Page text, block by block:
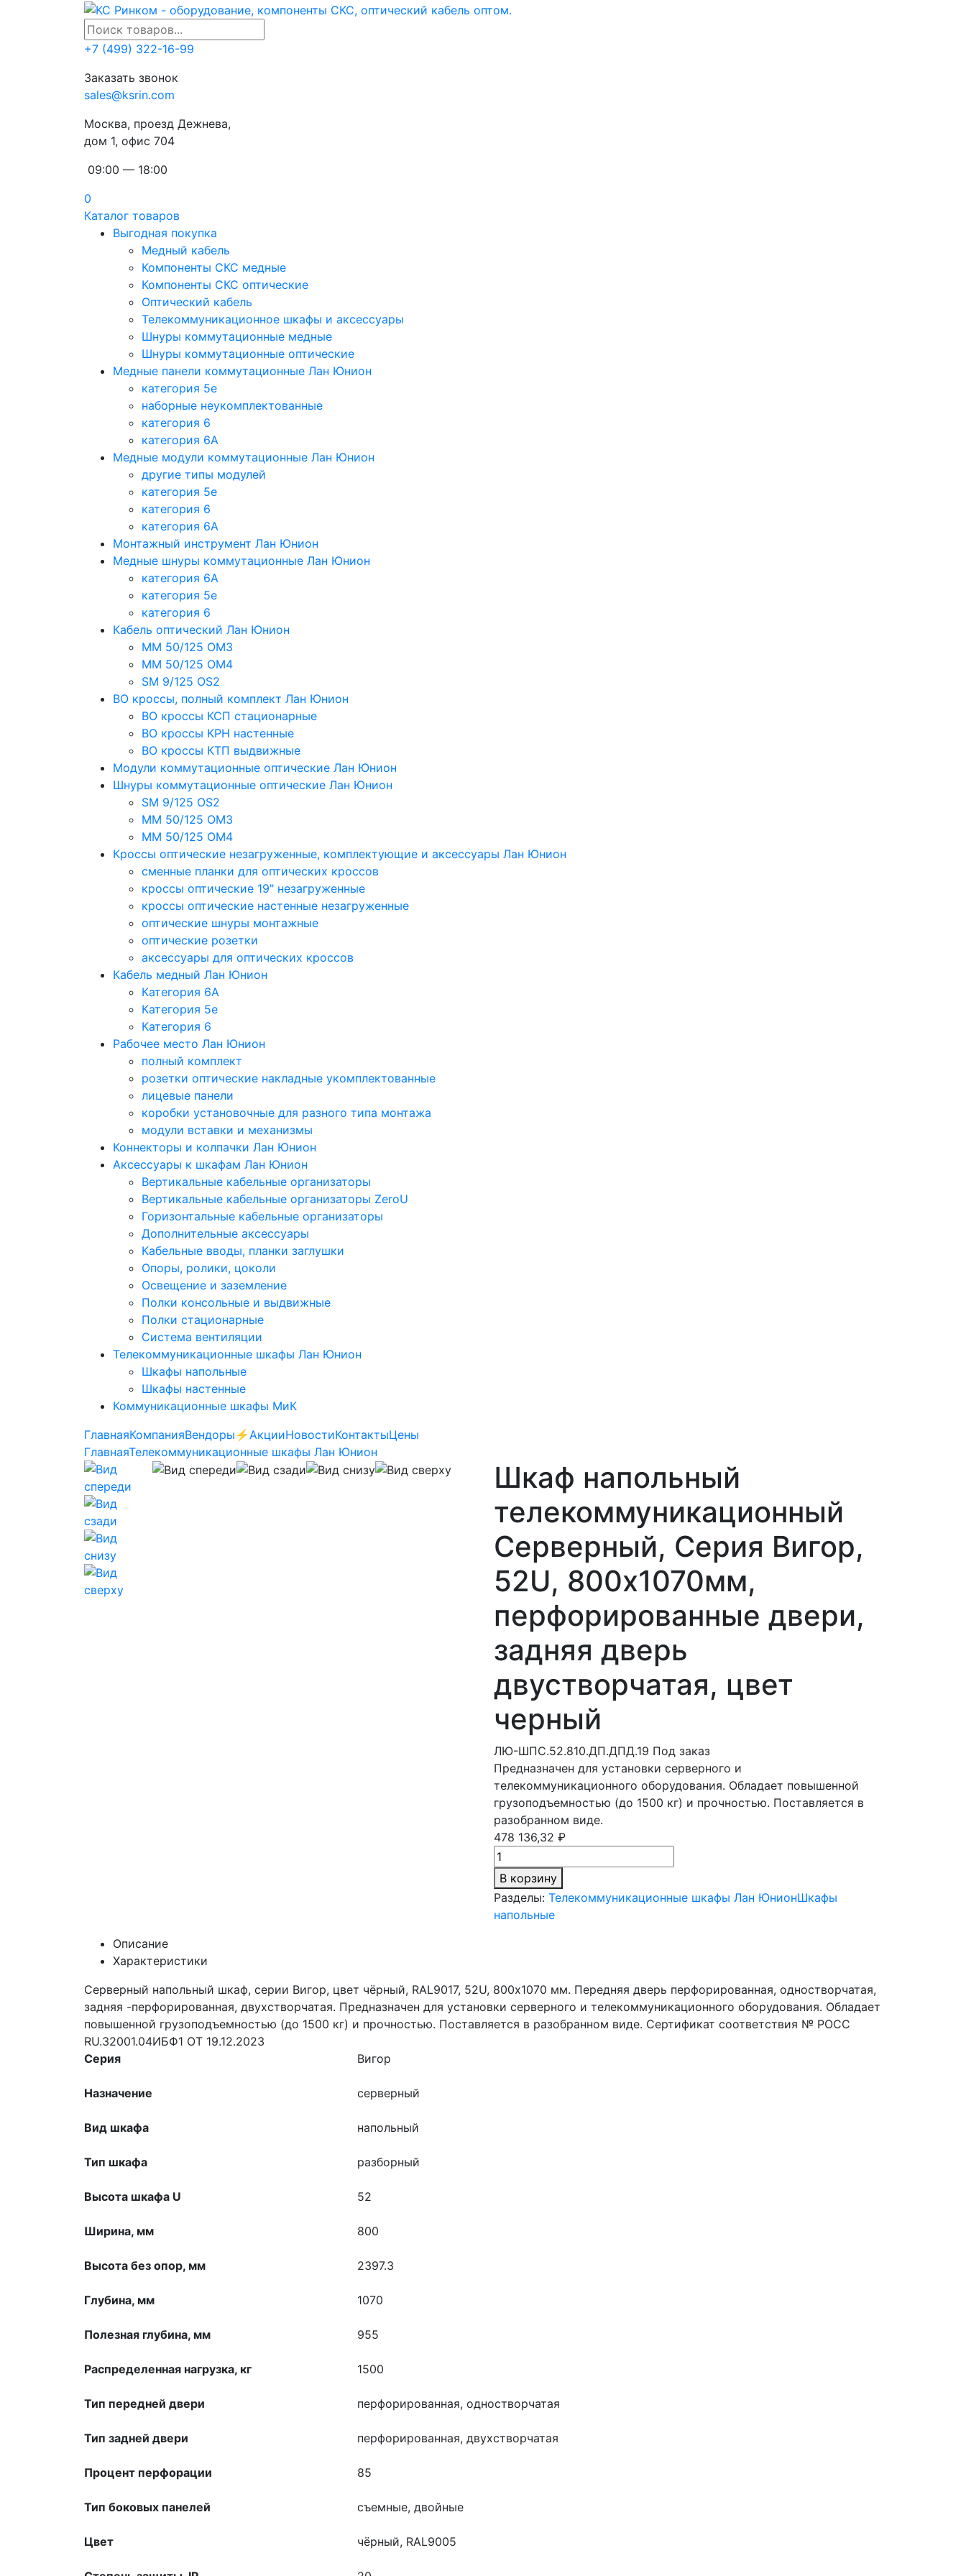
+7 (499) 322-16-99
Заказать звонок
sales@ksrin.com
Москва, проезд Дежнева,
дом 1, офис 704
09:00 — 18:00
0
Каталог товаров
Выгодная покупка
Медный кабель
Компоненты СКС медные
Компоненты СКС оптические
Оптический кабель
Телекоммуникационное шкафы и аксессуары
Шнуры коммутационные медные
Шнуры коммутационные оптические
Медные панели коммутационные Лан Юнион
категория 5e
наборные неукомплектованные
категория 6
категория 6A
Медные модули коммутационные Лан Юнион
другие типы модулей
категория 5е
категория 6
категория 6A
Монтажный инструмент Лан Юнион
Медные шнуры коммутационные Лан Юнион
категория 6A
категория 5e
категория 6
Кабель оптический Лан Юнион
MM 50/125 OM3
MM 50/125 OM4
SM 9/125 OS2
ВО кроссы, полный комплект Лан Юнион
ВО кроссы КСП стационарные
ВО кроссы КРН настенные
ВО кроссы КТП выдвижные
Модули коммутационные оптические Лан Юнион
Шнуры коммутационные оптические Лан Юнион
SM 9/125 OS2
MM 50/125 OM3
MM 50/125 OM4
Кроссы оптические незагруженные, комплектующие и аксессуары Лан Юнион
сменные планки для оптических кроссов
кроссы оптические 19" незагруженные
кроссы оптические настенные незагруженные
оптические шнуры монтажные
оптические розетки
аксессуары для оптических кроссов
Кабель медный Лан Юнион
Категория 6A
Категория 5e
Категория 6
Рабочее место Лан Юнион
полный комплект
розетки оптические накладные укомплектованные
лицевые панели
коробки установочные для разного типа монтажа
модули вставки и механизмы
Коннекторы и колпачки Лан Юнион
Аксессуары к шкафам Лан Юнион
Вертикальные кабельные организаторы
Вертикальные кабельные организаторы ZeroU
Горизонтальные кабельные организаторы
Дополнительные аксессуары
Кабельные вводы, планки заглушки
Опоры, ролики, цоколи
Освещение и заземление
Полки консольные и выдвижные
Полки стационарные
Система вентиляции
Телекоммуникационные шкафы Лан Юнион
Шкафы напольные
Шкафы настенные
Коммуникационные шкафы МиК
ГлавнаяКомпанияВендоры ⚡️АкцииНовостиКонтактыЦены
ГлавнаяТелекоммуникационные шкафы Лан Юнион
Шкаф напольный
телекоммуникационный
Серверный, Серия Вигор,
52U, 800х1070мм,
перфорированные двери,
задняя дверь
двустворчатая, цвет
черный
ЛЮ-ШПС.52.810.ДП.ДПД.19 Под заказ
Предназначен для установки серверного и
телекоммуникационного оборудования. Обладает повышенной
грузоподъемностью (до 1500 кг) и прочностью. Поставляется в
разобранном виде.
478 136,32 ₽
В корзину
Разделы: Телекоммуникационные шкафы Лан ЮнионШкафы
напольные
Описание
Характеристики
Серверный напольный шкаф, серии Вигор, цвет чёрный, RAL9017, 52U, 800х1070 мм. Передняя дверь перфорированная, одностворчатая,
задняя -перфорированная, двухстворчатая. Предназначен для установки серверного и телекоммуникационного оборудования. Обладает
повышенной грузоподъемностью (до 1500 кг) и прочностью. Поставляется в разобранном виде. Сертификат соответствия № РОСС
RU.32001.04ИБФ1 ОТ 19.12.2023
Серия
Вигор
Назначение серверный
Вид шкафа напольный
Тип шкафа разборный
Высота шкафа U 52
Ширина, мм 800
Высота без опор, мм 2397.3
Глубина, мм 1070
Полезная глубина, мм 955
Распределенная нагрузка, кг 1500
Тип передней двери перфорированная, одностворчатая
Тип задней двери перфорированная, двухстворчатая
Процент перфорации 85
Тип боковых панелей съемные, двойные
Цвет чёрный, RAL9005